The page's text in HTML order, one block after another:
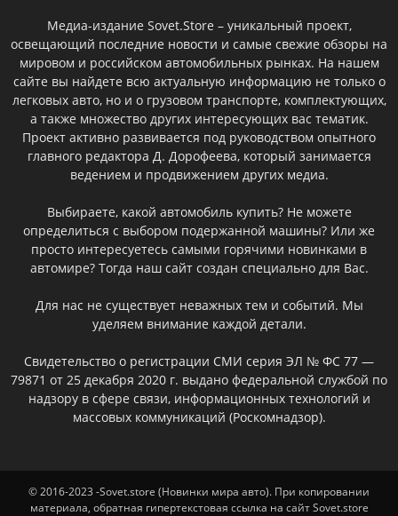
Медиа-издание Sovet.Store – уникальный проект,
освещающий последние новости и самые свежие обзоры на
мировом и российском автомобильных рынках. На нашем
сайте вы найдете всю актуальную информацию не только о
легковых авто, но и о грузовом транспорте, комплектующих,
а также множество других интересующих вас тематик.
Проект активно развивается под руководством опытного
главного редактора Д. Дорофеева, который занимается
ведением и продвижением других медиа.
Выбираете, какой автомобиль купить? Не можете
определиться с выбором подержанной машины? Или же
просто интересуетесь самыми горячими новинками в
автомире? Тогда наш сайт создан специально для Вас.
Для нас не существует неважных тем и событий. Мы
уделяем внимание каждой детали.
Свидетельство о регистрации СМИ серия ЭЛ № ФС 77 —
79871 от 25 декабря 2020 г. выдано федеральной службой по
надзору в сфере связи, информационных технологий и
массовых коммуникаций (Роскомнадзор).
© 2016-2023 -Sovet.store (Новинки мира авто). При копировании
материала, обратная гипертекстовая ссылка на сайт Sovet.store